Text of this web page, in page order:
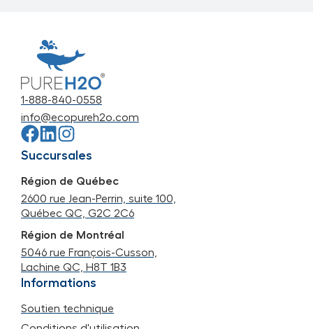
1-888-840-0558
info@ecopureh2o.com
Succursales
Région de Québec
2600 rue Jean-Perrin, suite 100,
Québec QC, G2C 2C6
Région de Montréal
5046 rue François-Cusson,
Lachine QC, H8T 1B3
Informations
Soutien technique